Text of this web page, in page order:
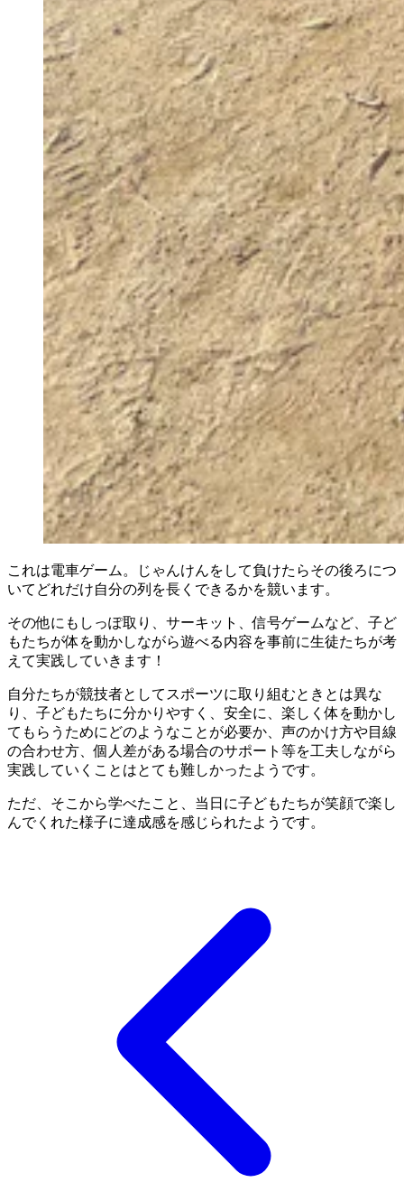
これは電車ゲーム。じゃんけんをして負けたらその後ろにつ
いてどれだけ自分の列を長くできるかを競います。
その他にもしっぽ取り、サーキット、信号ゲームなど、子ど
もたちが体を動かしながら遊べる内容を事前に生徒たちが考
えて実践していきます！
自分たちが競技者としてスポーツに取り組むときとは異な
り、子どもたちに分かりやすく、安全に、楽しく体を動かし
てもらうためにどのようなことが必要か、声のかけ方や目線
の合わせ方、個人差がある場合のサポート等を工夫しながら
実践していくことはとても難しかったようです。
ただ、そこから学べたこと、当日に子どもたちが笑顔で楽し
んでくれた様子に達成感を感じられたようです。